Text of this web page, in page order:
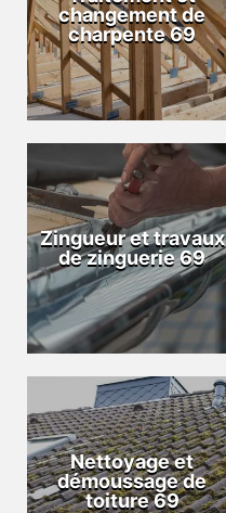
changement de
charpente 69
Zingueur et travaux
de zinguerie 69
Nettoyage et
démoussage de
toiture 69